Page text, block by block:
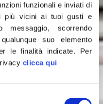
funzionali e inviati di
più vicini ai tuoi gusti e
messaggio, scorrendo
suo elemento
le finalità indicate. Per
clicca qui